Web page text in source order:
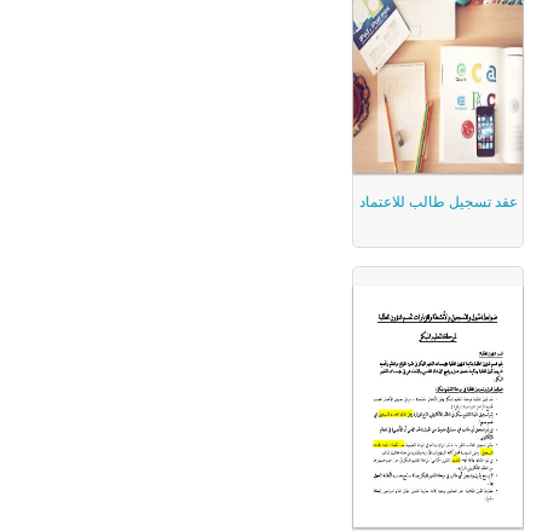
عقد تسجيل طالب للاعتماد